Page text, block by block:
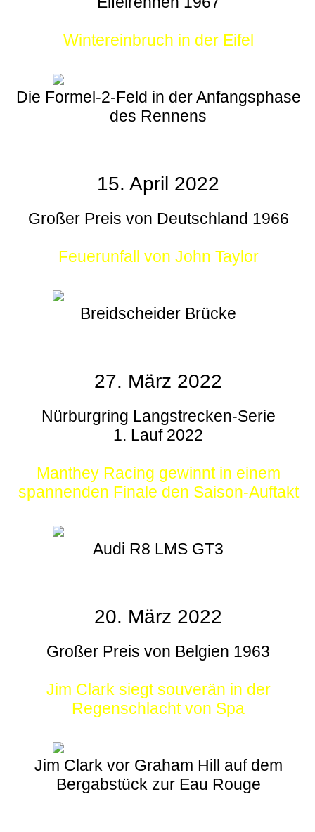
Wintereinbruch in der Eifel
Die Formel-2-Feld in der Anfangsphase
des Rennens
15. April 2022
Großer Preis von Deutschland 1966
Feuerunfall von John Taylor
Breidscheider Brücke
27. März 2022
Nürburgring Langstrecken-Serie
1. Lauf 2022
Manthey Racing gewinnt in einem
spannenden Finale den Saison-Auftakt
Audi R8 LMS GT3
20. März 2022
Großer Preis von Belgien 1963
Jim Clark siegt souverän in der
Regenschlacht von Spa
Jim Clark vor Graham Hill auf dem
Bergabstück zur Eau Rouge